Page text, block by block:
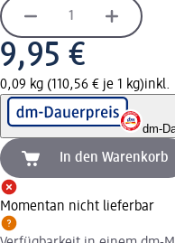
9,95 €
0,09 kg (110,56 € je 1 kg)inkl.
dm-
In den Warenkorb
Momentan nicht lieferbar